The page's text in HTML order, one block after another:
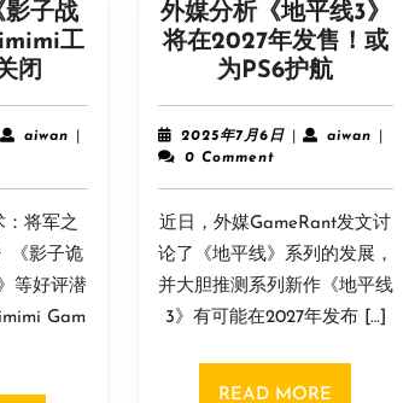
影子战
工
闭
归
家
《影
子
战
术》
发
Mimimi
aiwan
：将军之
《影子诡
等好评潜
Gam
外媒分析《地平线3》
将在2027年发售！或
为PS6护航外
媒
分
《地
平
线
3》
将
在
2027
2025年7月6日2025
6
日
aiwanaiwan
0 Comment
近日，外媒GameRant发文讨
论了《地平线》系列的发展，
并大胆推测系列新作《地平线
3》有可能在2027年发布 […]
READ MORE